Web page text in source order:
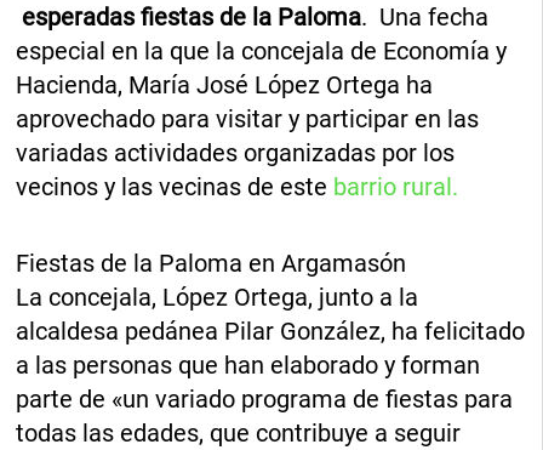
esperadas fiestas de la Paloma. Una fecha
especial en la que la concejala de Economía y
Hacienda, María José López Ortega ha
aprovechado para visitar y participar en las
variadas actividades organizadas por los
vecinos y las vecinas de este barrio rural.
Fiestas de la Paloma en Argamasón
La concejala, López Ortega, junto a la
alcaldesa pedánea Pilar González, ha felicitado
a las personas que han elaborado y forman
parte de «un variado programa de fiestas para
todas las edades, que contribuye a seguir